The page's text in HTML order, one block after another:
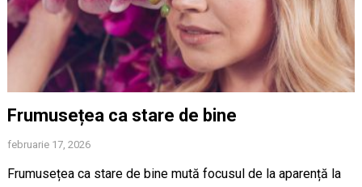
Frumusețea ca stare de bine
februarie 17, 2026
Frumusețea ca stare de bine mută focusul de la aparență la